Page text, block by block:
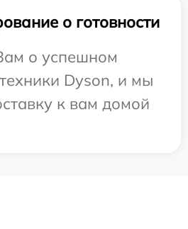
о готовности
о успешном
Dyson, и мы
к вам домой